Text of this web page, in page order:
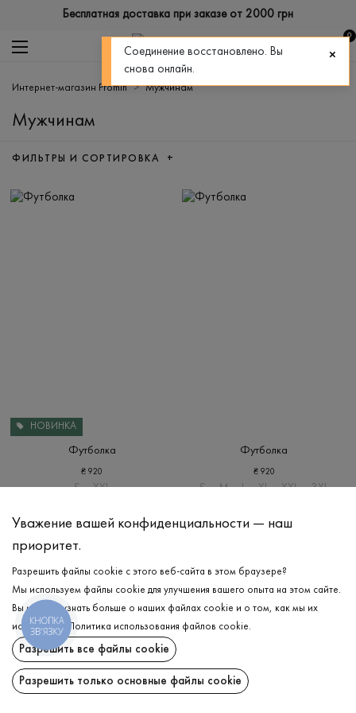
Бесплатная доставка при заказе от 2000 грн
0
Интернет-магазин Promin Мужчинам
Мужчинам
ФИЛЬТРЫ И СОРТИРОВКА +
НОВИНКА
Футболка
₴920
S XXL
Футболка
₴ 920
S M L XL XXL 3XL
Уважение вашей конфиденциальности — наш
приоритет.
Разрешить файлы cookie с этого веб-сайта в этом браузере?
Мы используем файлы cookie для улучшения вашего опыта на этом сайте.
Вы можете узнать больше о наших файлах cookie и о том, как мы их
используем.
Политика использования файлов cookie.
Разрешить все файлы cookie
Разрешить только основные файлы cookie
КНОПКА
ЗВ'ЯЗКУ
Соединение восстановлено. Вы
снова онлайн.